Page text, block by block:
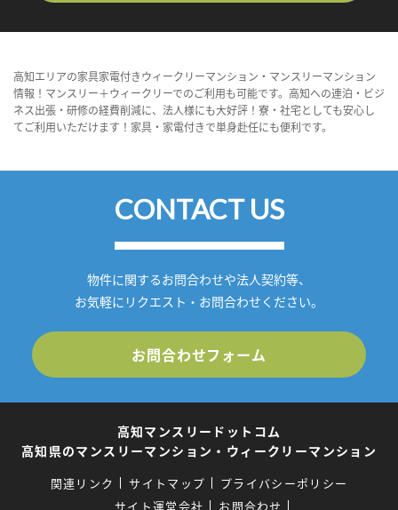
高知エリアの家具家電付きウィークリーマンション・マンスリーマンション
情報！マンスリー＋ウィークリーでのご利用も可能です。高知への連泊・ビジ
ネス出張・研修の経費削減に、法人様にも大好評！寮・社宅としても安心し
てご利用いただけます！家具・家電付きで単身赴任にも便利です。
CONTACT US
物件に関するお問合わせや法人契約等、
お気軽にリクエスト・お問合わせください。
お問合わせフォーム
高知マンスリードットコム
高知県のマンスリーマンション・ウィークリーマンション
関連リンク サイトマップ
プライバシーポリシー
サイト運営会社
お問合わせ